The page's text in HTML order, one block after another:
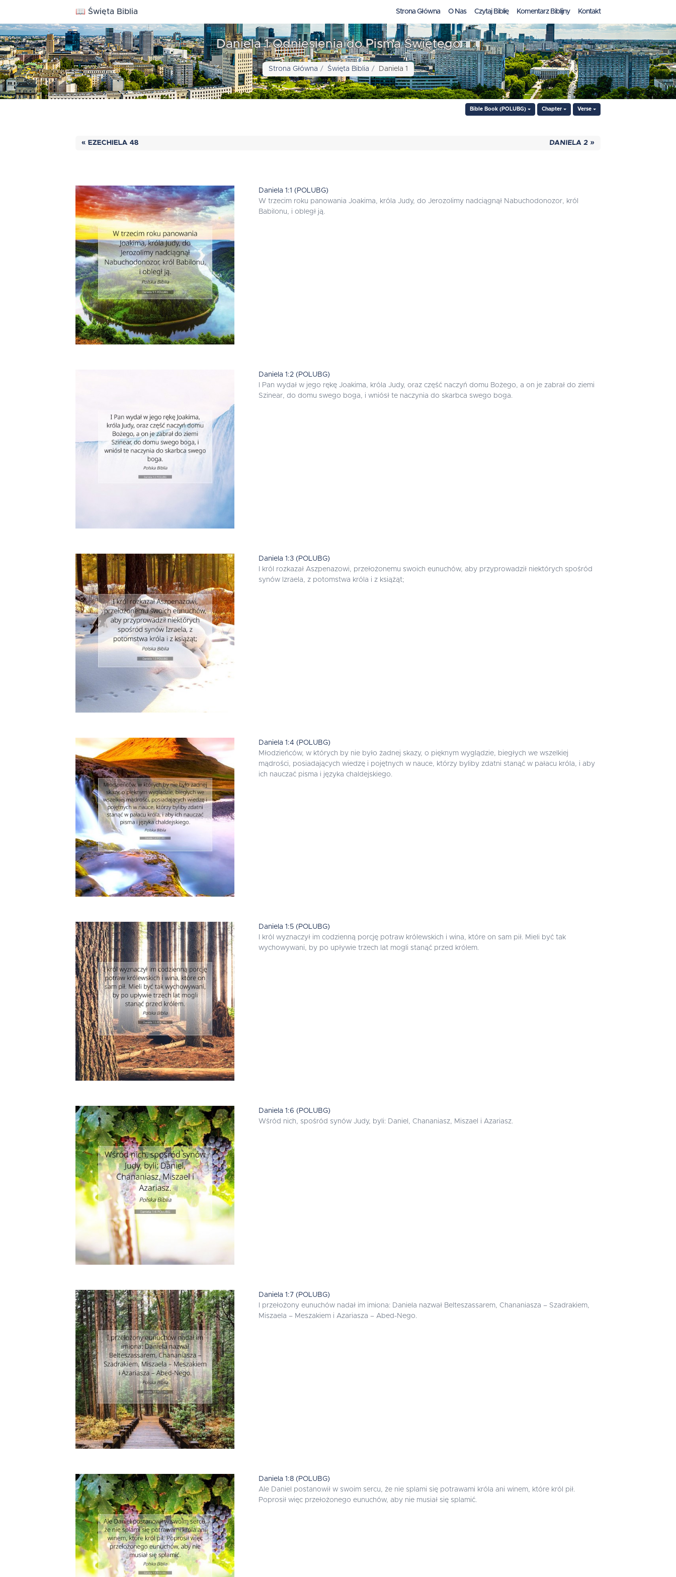
📖 Święta Biblia Strona Główna O Nas Czytaj Biblię Komentarz Biblijny Kontakt
Daniela 1 Odniesienia do Pisma Świętego
Strona Główna Święta Biblia Daniela 1
Bible Book (POLUBG) Chapter Verse
« EZECHIELA 48 DANIELA 2 »
Daniela 1:1 (POLUBG)
W trzecim roku panowania Joakima, króla Judy, do Jerozolimy nadciągnął Nabuchodonozor, król
Babilonu, i obległ ją.
Daniela 1:2 (POLUBG)
I Pan wydał w jego rękę Joakima, króla Judy, oraz część naczyń domu Bożego, a on je zabrał do ziemi
Szinear, do domu swego boga, i wniósł te naczynia do skarbca swego boga.
Daniela 1:3 (POLUBG)
I król rozkazał Aszpenazowi, przełożonemu swoich eunuchów, aby przyprowadził niektórych spośród
synów Izraela, z potomstwa króla i z książąt;
Daniela 1:4 (POLUBG)
Młodzieńców, w których by nie było żadnej skazy, o pięknym wyglądzie, biegłych we wszelkiej
mądrości, posiadających wiedzę i pojętnych w nauce, którzy byliby zdatni stanąć w pałacu króla, i aby
ich nauczać pisma i języka chaldejskiego.
Daniela 1:5 (POLUBG)
I król wyznaczył im codzienną porcję potraw królewskich i wina, które on sam pił. Mieli być tak
wychowywani, by po upływie trzech lat mogli stanąć przed królem.
Daniela 1:6 (POLUBG)
Wśród nich, spośród synów Judy, byli: Daniel, Chananiasz, Miszael i Azariasz.
Daniela 1:7 (POLUBG)
I przełożony eunuchów nadał im imiona: Daniela nazwał Belteszassarem, Chananiasza – Szadrakiem,
Miszaela – Meszakiem i Azariasza – Abed-Nego.
Daniela 1:8 (POLUBG)
Ale Daniel postanowił w swoim sercu, że nie splami się potrawami króla ani winem, które król pił.
Poprosił więc przełożonego eunuchów, aby nie musiał się splamić.